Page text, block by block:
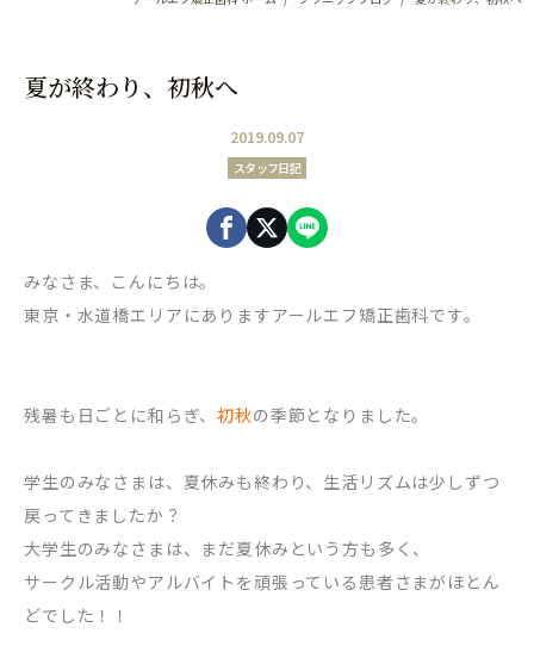
夏が終わり、初秋へ
2019.09.07
スタッフ日記
みなさま、こんにちは。
東京・水道橋エリアにありますアールエフ矯正歯科です。
残暑も日ごとに和らぎ、初秋の季節となりました。
学生のみなさまは、夏休みも終わり、生活リズムは少しずつ
戻ってきましたか？
大学生のみなさまは、まだ夏休みという方も多く、
サークル活動やアルバイトを頑張っている患者さまがほとん
どでした！！